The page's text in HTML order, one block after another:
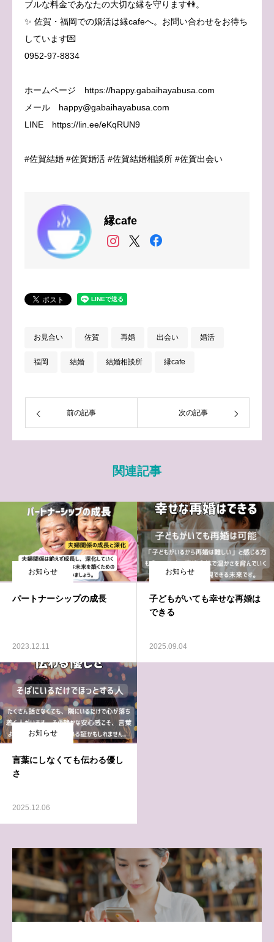
ブルな料金であなたの大切な縁を守ります👫。
✨ 佐賀・福岡での婚活は縁cafeへ。お問い合わせをお待ち
しています💌
0952-97-8834
ホームページ https://happy.gabaihayabusa.com
メール happy@gabaihayabusa.com
LINE https://lin.ee/eKqRUN9
#佐賀結婚 #佐賀婚活 #佐賀結婚相談所 #佐賀出会い
縁cafe
お見合い 佐賀 再婚 出会い 婚活
福岡 結婚 結婚相談所 縁cafe
前の記事 次の記事
関連記事
お知らせ
パートナーシップの成長
2023.12.11
お知らせ
子どもがいても幸せな再婚は
できる
2025.09.04
お知らせ
言葉にしなくても伝わる優し
さ
2025.12.06